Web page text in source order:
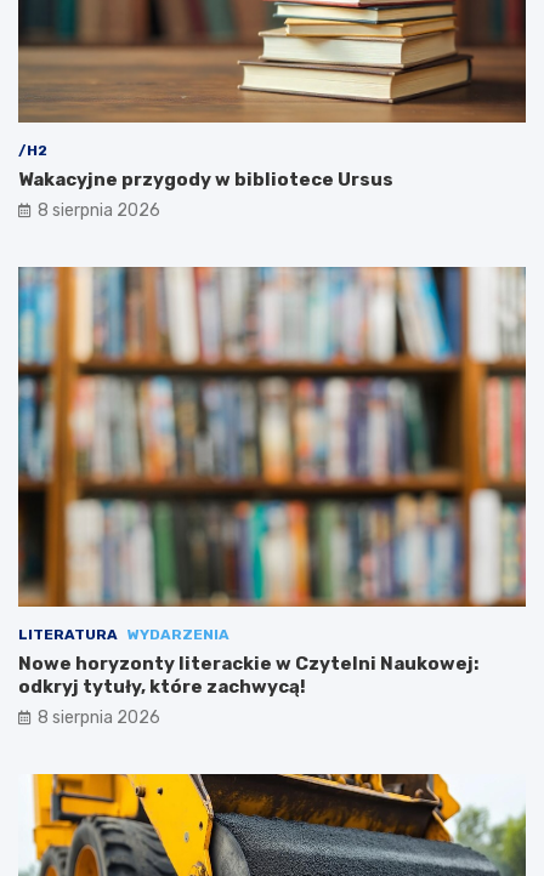
/H2
Wakacyjne przygody w bibliotece Ursus
8 sierpnia 2026
LITERATURA WYDARZENIA
Nowe horyzonty literackie w Czytelni Naukowej:
odkryj tytuły, które zachwycą!
8 sierpnia 2026